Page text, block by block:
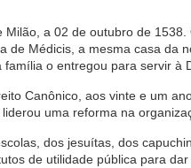
a 02 de outubro de 1538.
de Médicis, a mesma casa da
o entregou para servir à
Canônico, aos vinte e um
uma reforma na
dos jesuítas, dos
de utilidade pública para